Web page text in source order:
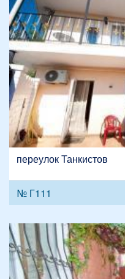
переулок Танкистов
№ Г111